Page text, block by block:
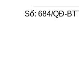
Số: 684/QĐ-